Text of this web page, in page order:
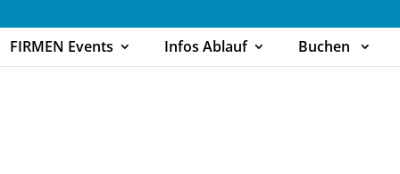
FIRMEN Events Infos Ablauf Buchen